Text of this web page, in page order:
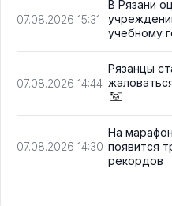
07.08.2026 15:31
В Рязани
учебному
07.08.2026 14:44
Рязанцы
07.08.2026 14:30
На
появится
рекордов